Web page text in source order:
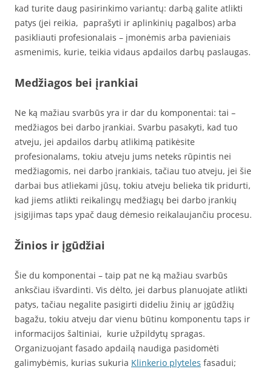
kad turite daug pasirinkimo variantų: darbą galite atlikti
patys (jei reikia, paprašyti ir aplinkinių pagalbos) arba
pasikliauti profesionalais – įmonėmis arba pavieniais
asmenimis, kurie, teikia vidaus apdailos darbų paslaugas.
Medžiagos bei įrankiai
Ne ką mažiau svarbūs yra ir dar du komponentai: tai –
medžiagos bei darbo įrankiai. Svarbu pasakyti, kad tuo
atveju, jei apdailos darbų atlikimą patikėsite
profesionalams, tokiu atveju jums neteks rūpintis nei
medžiagomis, nei darbo įrankiais, tačiau tuo atveju, jei šie
darbai bus atliekami jūsų, tokiu atveju belieka tik pridurti,
kad jiems atlikti reikalingų medžiagų bei darbo įrankių
įsigijimas taps ypač daug dėmesio reikalaujančiu procesu.
Žinios ir įgūdžiai
Šie du komponentai – taip pat ne ką mažiau svarbūs
anksčiau išvardinti. Vis dėlto, jei darbus planuojate atlikti
patys, tačiau negalite pasigirti dideliu žinių ar įgūdžių
bagažu, tokiu atveju dar vienu būtinu komponentu taps ir
informacijos šaltiniai, kurie užpildytų spragas.
Organizuojant fasado apdailą naudiga pasidomėti
galimybėmis, kurias sukuria Klinkerio plyteles fasadui;